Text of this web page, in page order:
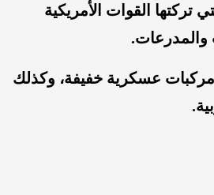
تركتها القوات الأمريكية
والمدرعات.
عسكرية خفيفة، وكذلك